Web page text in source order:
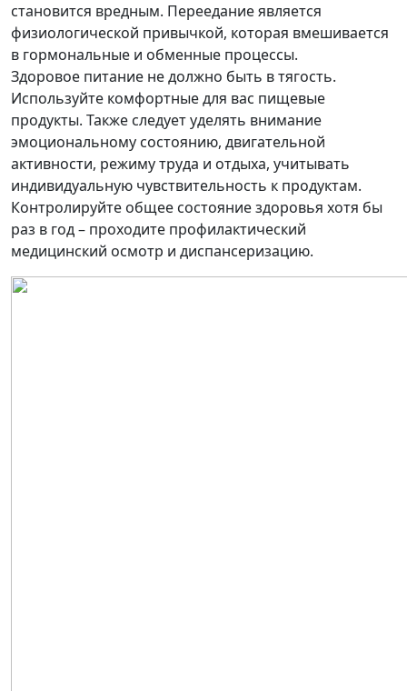
становится вредным. Переедание является
физиологической привычкой, которая вмешивается
в гормональные и обменные процессы.
Здоровое питание не должно быть в тягость.
Используйте комфортные для вас пищевые
продукты. Также следует уделять внимание
эмоциональному состоянию, двигательной
активности, режиму труда и отдыха, учитывать
индивидуальную чувствительность к продуктам.
Контролируйте общее состояние здоровья хотя бы
раз в год – проходите профилактический
медицинский осмотр и диспансеризацию.